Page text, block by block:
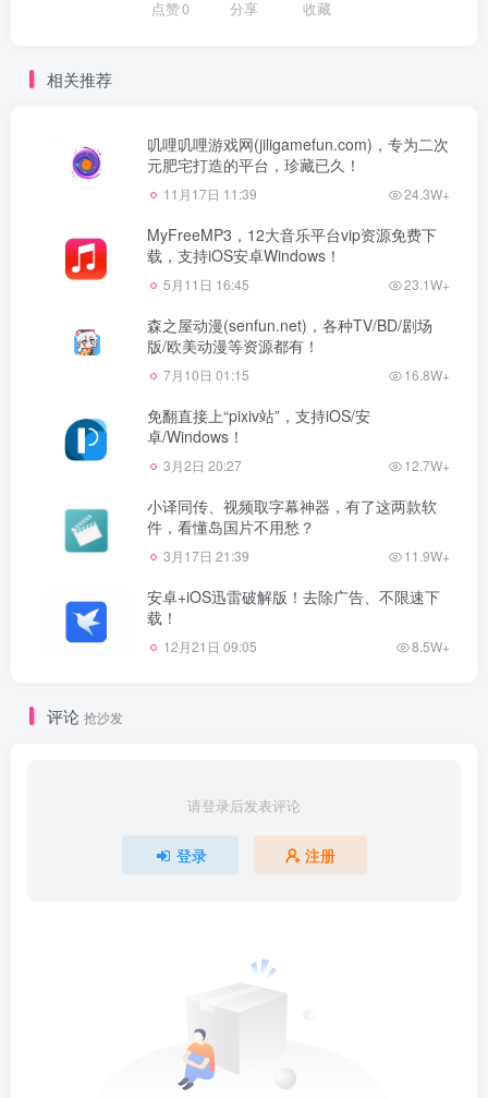
点赞0 分享 收藏
相关推荐
叽哩叽哩游戏网(jiligamefun.com)，专为二次
元肥宅打造的平台，珍藏已久！
11月17日 11:39 24.3W+
MyFreeMP3，12大音乐平台vip资源免费下
载，支持iOS安卓Windows！
5月11日 16:45 23.1W+
森之屋动漫(senfun.net)，各种TV/BD/剧场
版/欧美动漫等资源都有！
7月10日 01:15 16.8W+
免翻直接上“pixiv站”，支持iOS/安
卓/Windows！
3月2日 20:27 12.7W+
小译同传、视频取字幕神器，有了这两款软
件，看懂岛国片不用愁？
3月17日 21:39 11.9W+
安卓+iOS迅雷破解版！去除广告、不限速下
载！
12月21日 09:05 8.5W+
评论 抢沙发
请登录后发表评论
登录 注册